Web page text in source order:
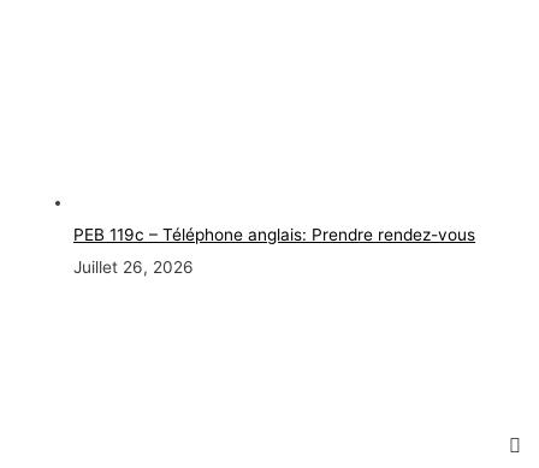
PEB 119c – Téléphone anglais: Prendre rendez-vous
Juillet 26, 2026